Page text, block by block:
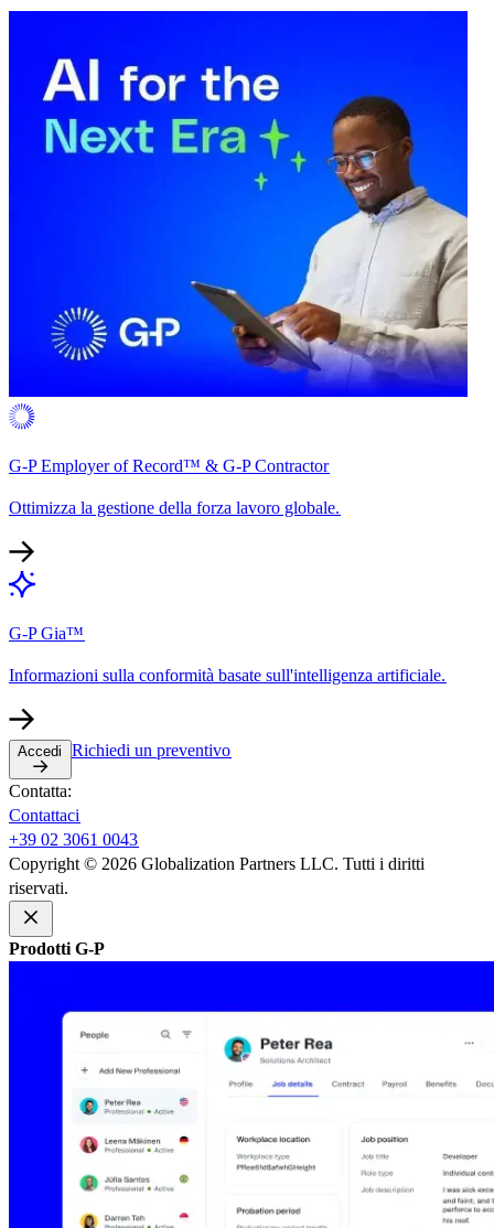
G-P Employer of Record™ & G-P Contractor​​
Ottimizza la gestione della forza lavoro globale.​​
G-P Gia™​​
Informazioni sulla conformità basate sull'intelligenza artificiale.​​
Accedi​​ Richiedi un preventivo​​
Contatta:​​
Contattaci​​
+39 02 3061 0043​​
Copyright © 2026 Globalization Partners LLC. Tutti i diritti
riservati.​​
Prodotti G-P​​